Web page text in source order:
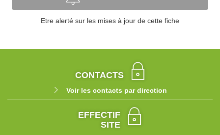
Etre alerté sur les mises à jour de cette fiche
CONTACTS
Voir les contacts par direction
EFFECTIF
SITE